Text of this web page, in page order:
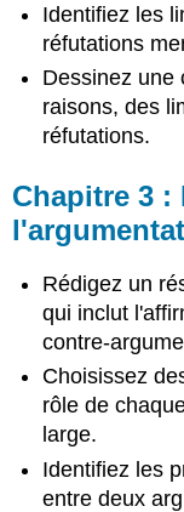
Chapitre
5 :
Répondre
à
un
nos
propres
idées
Chapitre
6 :
Le
processus
de
recherche
Chapitre
7 :
Formulation
d'un
Identifiez les
réfutations
Dessinez une
raisons, des
réfutations.
Chapitre 3 :
Rédigez un
qui inclut
contre-
Choisissez
rôle de
large.
Identifiez les
entre deux